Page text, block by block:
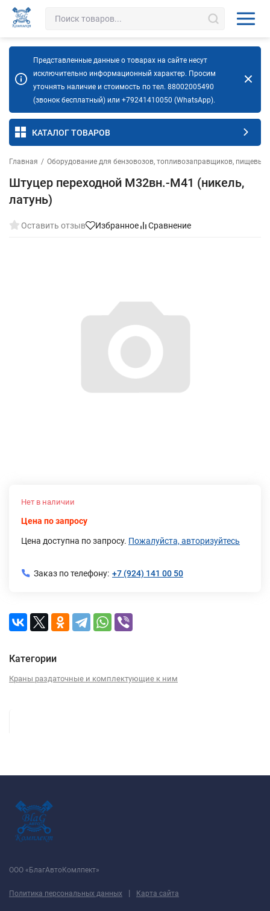
Представленные данные о товарах на сайте несут
исключительно информационный характер. Просим
уточнять наличие и стоимость по тел. 88002005490
(звонок бесплатный) или +79241410050 (WhatsApp).
КАТАЛОГ ТОВАРОВ
Главная / Оборудование для бензовозов, топливозаправщиков, пищевых
Штуцер переходной М32вн.-М41 (никель,
латунь)
Оставить отзыв Избранное Сравнение
Нет в наличии
Цена по запросу
Цена доступна по запросу. Пожалуйста, авторизуйтесь
Заказ по телефону: +7 (924) 141 00 50
Категории
Краны раздаточные и комплектующие к ним
ООО «БлагАвтоКомлпект»
Политика персональных данных | Карта сайта